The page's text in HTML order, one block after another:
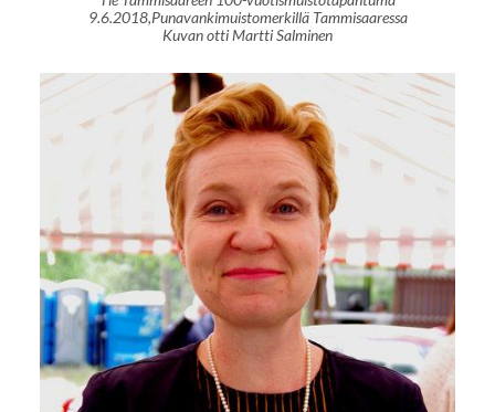
9.6.2018,Punavankimuistomerkillä Tammisaaressa
Kuvan otti Martti Salminen